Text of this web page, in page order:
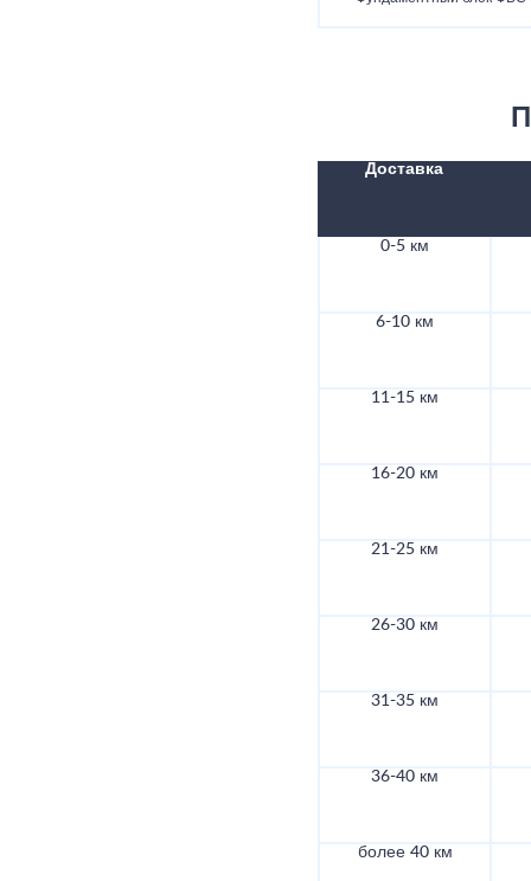
Доставка
0-5 км
6-10 км
11-15 км
16-20 км
21-25 км
26-30 км
31-35 км
36-40 км
более 40 км